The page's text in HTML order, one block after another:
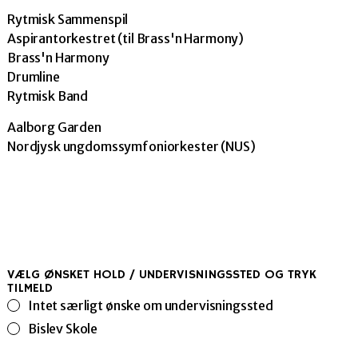
Rytmisk Sammenspil
Aspirantorkestret (til Brass'n Harmony)
Brass'n Harmony
Drumline
Rytmisk Band
Aalborg Garden
Nordjysk ungdomssymfoniorkester (NUS)
VÆLG ØNSKET HOLD / UNDERVISNINGSSTED OG TRYK
TILMELD
Intet særligt ønske om undervisningssted
Bislev Skole